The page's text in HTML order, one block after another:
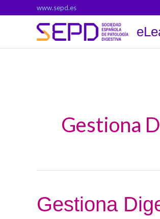
www.sepd.es
Gestiona
Gestiona
Gestiona
Digestivo